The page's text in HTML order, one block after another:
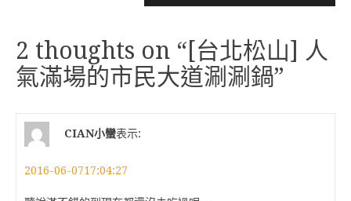
2 thoughts on “ [台北松山] 人
氣滿場的市民大道涮涮鍋”
CIAN小蠻表示:
2016-06-0717:04:27